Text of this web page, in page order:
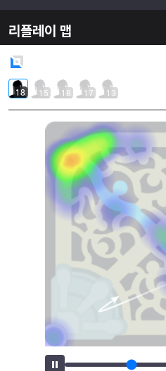
리플레이 맵
18 15 18 17 13